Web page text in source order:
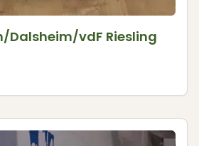
Dalsheim/vdF Riesling